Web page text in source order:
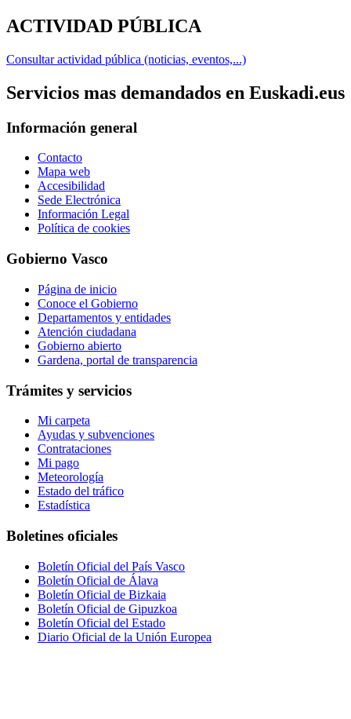
ACTIVIDAD PÚBLICA
Consultar actividad pública (noticias, eventos,...)
Servicios mas demandados en Euskadi.eus
Información general
Contacto
Mapa web
Accesibilidad
Sede Electrónica
Información Legal
Política de cookies
Gobierno Vasco
Página de inicio
Conoce el Gobierno
Departamentos y entidades
Atención ciudadana
Gobierno abierto
Gardena, portal de transparencia
Trámites y servicios
Mi carpeta
Ayudas y subvenciones
Contrataciones
Mi pago
Meteorología
Estado del tráfico
Estadística
Boletines oficiales
Boletín Oficial del País Vasco
Boletín Oficial de Álava
Boletín Oficial de Bizkaia
Boletín Oficial de Gipuzkoa
Boletín Oficial del Estado
Diario Oficial de la Unión Europea